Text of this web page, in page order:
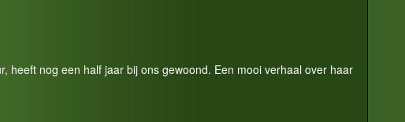
heeft nog een half jaar bij ons gewoond. Een mooi verhaal over haar